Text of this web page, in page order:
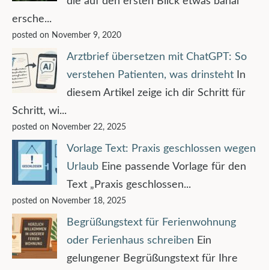
ersche...
posted on November 9, 2020
Arztbrief übersetzen mit ChatGPT: So
verstehen Patienten, was drinsteht
In
diesem Artikel zeige ich dir Schritt für
Schritt, wi...
posted on November 22, 2025
Vorlage Text: Praxis geschlossen wegen
Urlaub Eine passende Vorlage für den
Text „Praxis geschlossen...
posted on November 18, 2025
Begrüßungstext für Ferienwohnung
oder Ferienhaus schreiben Ein
gelungener Begrüßungstext für Ihre